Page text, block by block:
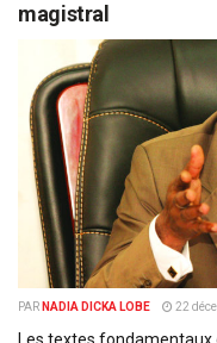
magistral
PAR NADIA DICKA LOBE 22